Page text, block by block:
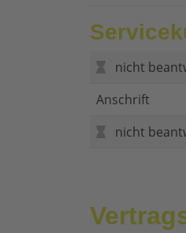
nicht
Anschrift
nicht